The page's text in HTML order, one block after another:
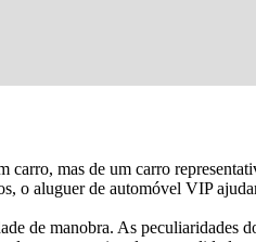
carro, mas de um carro
o aluguer de automóvel VIP
de manobra. As peculiaridades